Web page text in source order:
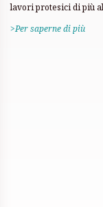
lavori protesici di più
>Per saperne di più